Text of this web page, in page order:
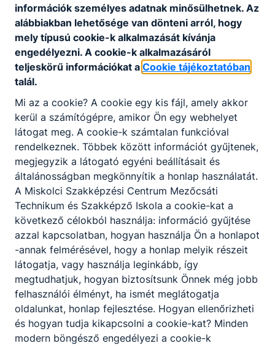
Szeretettel várunk minden intézményünk iránt
érdeklődőt, kellemes böngészést kívánunk
weboldalunkon!
információk személyes adatnak minősülhetnek. Az
alábbiakban lehetősége van dönteni arról, hogy
mely típusú cookie-k alkalmazását kívánja
engedélyezni. A cookie-k alkalmazásáról
teljeskörű információkat a Cookie tájékoztatóban
talál.
Mi az a cookie? A cookie egy kis fájl, amely akkor
kerül a számítógépre, amikor Ön egy webhelyet
látogat meg. A cookie-k számtalan funkcióval
rendelkeznek. Többek között információt gyűjtenek,
megjegyzik a látogató egyéni beállításait és
általánosságban megkönnyítik a honlap használatát.
A Miskolci Szakképzési Centrum Mezőcsáti
Technikum és Szakképző Iskola a cookie-kat a
következő célokból használja: információ gyűjtése
azzal kapcsolatban, hogyan használja Ön a honlapot
-annak felmérésével, hogy a honlap melyik részeit
látogatja, vagy használja leginkább, így
megtudhatjuk, hogyan biztosítsunk Önnek még jobb
felhasználói élményt, ha ismét meglátogatja
oldalunkat, honlap fejlesztése. Hogyan ellenőrizheti
és hogyan tudja kikapcsolni a cookie-kat? Minden
modern böngésző engedélyezi a cookie-k